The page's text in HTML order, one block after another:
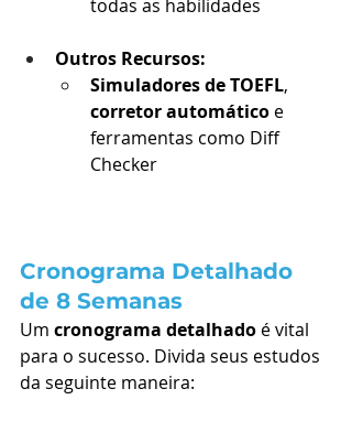
todas as habilidades
Outros Recursos:
Simuladores de TOEFL,
corretor automático e
ferramentas como Diff
Checker
Cronograma Detalhado
de 8 Semanas
Um cronograma detalhado é vital
para o sucesso. Divida seus estudos
da seguinte maneira: